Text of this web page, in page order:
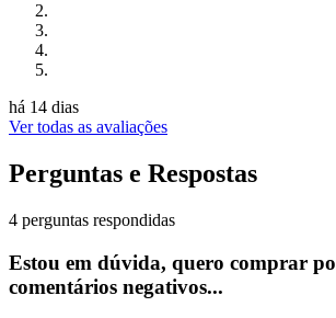
há 14 dias
Ver todas as avaliações
Perguntas e Respostas
4 perguntas respondidas
Estou em dúvida, quero comprar
comentários negativos...